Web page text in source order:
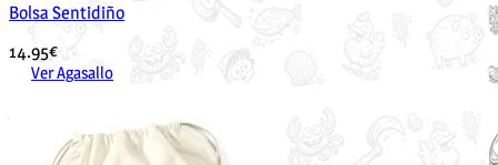
Bolsa Sentidiño
14.95€
Ver Agasallo